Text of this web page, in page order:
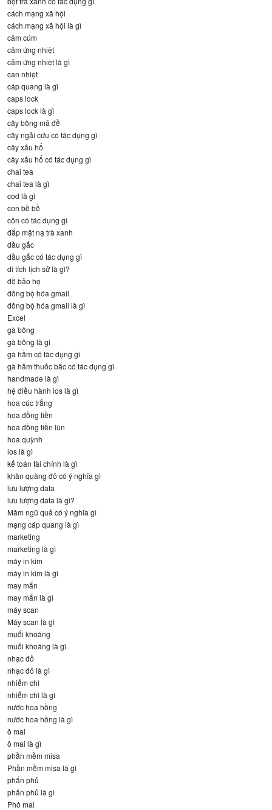
cách mạng xã hội
cách mạng xã hội là gì
cảm cúm
cảm ứng nhiệt
cảm ứng nhiệt là gì
can nhiệt
cáp quang là gì
caps lock
caps lock là gì
cây bông mã đề
cây ngải cứu có tác dụng gì
cây xấu hổ
cây xấu hổ có tác dụng gì
chai tea
chai tea là gì
cod là gì
con bề bề
cồn có tác dụng gì
đắp mặt nạ trà xanh
dầu gấc
dầu gấc có tác dụng gì
di tích lịch sử là gì?
đồ bảo hộ
đồng bộ hóa gmail
đồng bộ hóa gmail là gì
Excel
gà bông
gà bông là gì
gà hầm có tác dụng gi
gà hầm thuốc bắc có tác dụng gì
handmade là gì
hệ điều hành ios là gì
hoa cúc trắng
hoa đồng tiền
hoa đồng tiền lùn
hoa quỳnh
ios là gì
kế toán tài chính là gì
khăn quàng đỏ có ý nghĩa gì
lưu lượng data
lưu lượng data là gì?
Mâm ngũ quả có ý nghĩa gì
mạng cáp quang là gì
marketing
marketing là gì
máy in kim
máy in kim là gì
may mắn
may mắn là gì
máy scan
Máy scan là gì
muối khoáng
muối khoáng là gì
nhạc đỏ
nhạc đỏ là gì
nhiễm chì
nhiễm chì là gì
nước hoa hồng
nước hoa hồng là gì
ô mai
ô mai là gì
phần mềm misa
Phần mềm misa là gì
phấn phủ
phấn phủ là gì
Phô mai